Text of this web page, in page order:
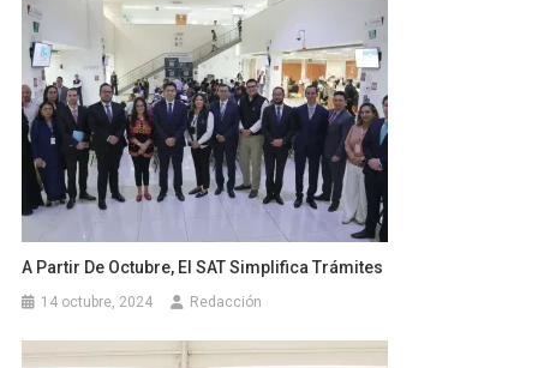
A Partir De Octubre, El SAT Simplifica Trámites
14 octubre, 2024 Redacción